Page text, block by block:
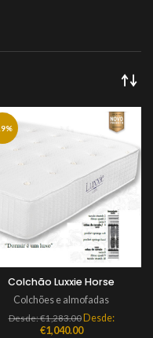
Colchão Luxxie Horse
Colchões e almofadas
Desde:€1,283.00 Desde:
€1,040.00